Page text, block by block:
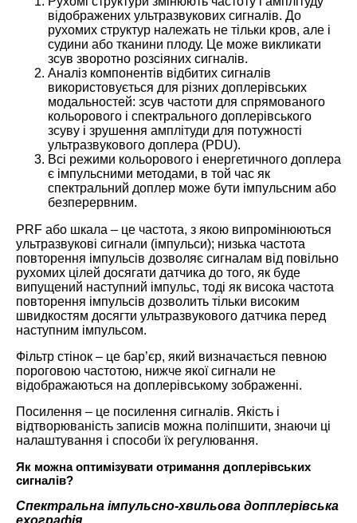
відображених ультразвукових сигналів. До
рухомих структур належать не тільки кров, але і
судини або тканини плоду. Це може викликати
зсув зворотно розсіяних сигналів.
Аналіз компонентів відбитих сигналів
використовується для різних доплерівських
модальностей: зсув частоти для спрямованого
кольорового і спектрального доплерівського
зсуву і зрушення амплітуди для потужності
ультразвукового доплера (PDU).
Всі режими кольорового і енергетичного доплера
є імпульсними методами, в той час як
спектральний доплер може бути імпульсним або
безперервним.
PRF або шкала – це частота, з якою випромінюються
ультразвукові сигнали (імпульси); низька частота
повторення імпульсів дозволяє сигналам від повільно
рухомих цілей досягати датчика до того, як буде
випущений наступний імпульс, тоді як висока частота
повторення імпульсів дозволить тільки високим
швидкостям досягти ультразвукового датчика перед
наступним імпульсом.
Фільтр стінок – це бар’єр, який визначається певною
пороговою частотою, нижче якої сигнали не
відображаються на доплерівському зображенні.
Посилення – це посилення сигналів. Якість і
відтворюваність записів можна поліпшити, знаючи ці
налаштування і способи їх регулювання.
Як можна оптимізувати отримання доплерівських
сигналів?
Спектральна імпульсно-хвильова допплерівська
ехографія